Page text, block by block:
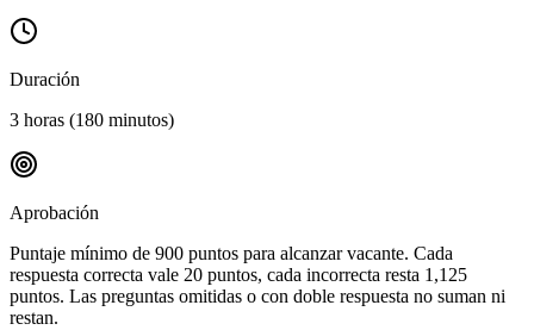
Duración
3 horas (180 minutos)
Aprobación
Puntaje mínimo de 900 puntos para alcanzar vacante. Cada
respuesta correcta vale 20 puntos, cada incorrecta resta 1,125
puntos. Las preguntas omitidas o con doble respuesta no suman ni
restan.